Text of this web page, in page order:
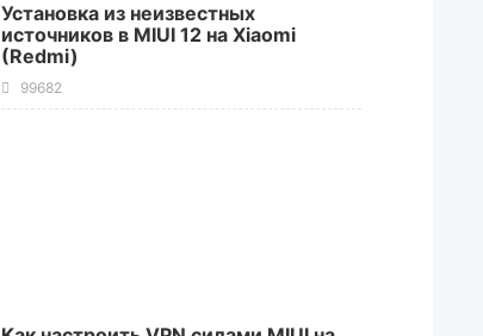
Установка из неизвестных
источников в MIUI 12 на Xiaomi
(Redmi)
99682